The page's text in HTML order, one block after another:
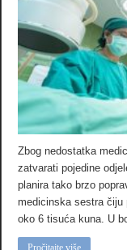
Zbog nedostatka
zatvarati pojedine
planira tako brzo
medicinska sestra čiju
oko 6 tisuća kuna. U